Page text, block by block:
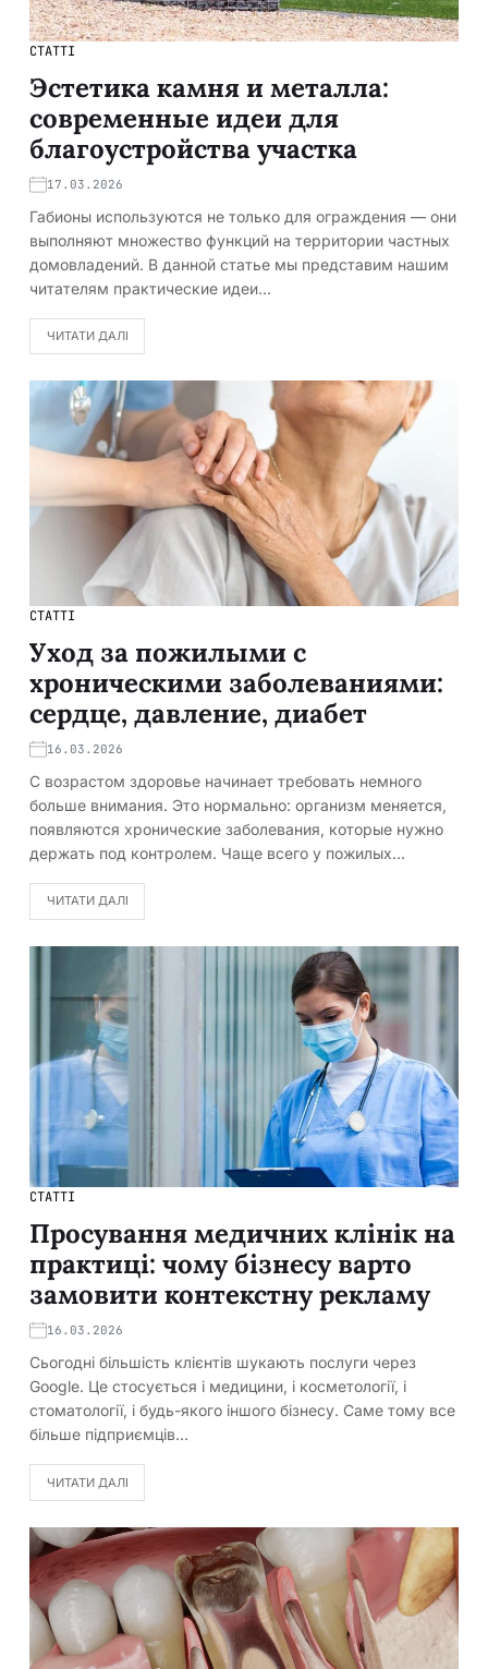
СТАТТІ
Эстетика камня и металла:
современные идеи для
благоустройства участка
17.03.2026
Габионы используются не только для ограждения — они
выполняют множество функций на территории частных
домовладений. В данной статье мы представим нашим
читателям практические идеи…
ЧИТАТИ ДАЛІ
СТАТТІ
Уход за пожилыми с
хроническими заболеваниями:
сердце, давление, диабет
16.03.2026
С возрастом здоровье начинает требовать немного
больше внимания. Это нормально: организм меняется,
появляются хронические заболевания, которые нужно
держать под контролем. Чаще всего у пожилых…
ЧИТАТИ ДАЛІ
СТАТТІ
Просування медичних клінік на
практиці: чому бізнесу варто
замовити контекстну рекламу
16.03.2026
Сьогодні більшість клієнтів шукають послуги через
Google. Це стосується і медицини, і косметології, і
стоматології, і будь-якого іншого бізнесу. Саме тому все
більше підприємців…
ЧИТАТИ ДАЛІ